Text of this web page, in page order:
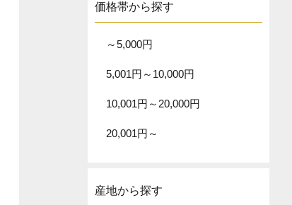
価格帯から探す
～5,000円
5,001円～10,000円
10,001円～20,000円
20,001円～
産地から探す